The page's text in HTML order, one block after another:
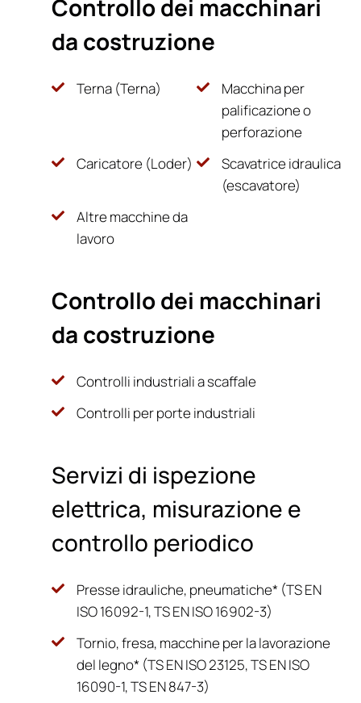
Controllo dei macchinari
da costruzione
Terna (Terna)
Macchina per
palificazione o
perforazione
Caricatore (Loder)
Scavatrice idraulica
(escavatore)
Altre macchine da
lavoro
Controllo dei macchinari
da costruzione
Controlli industriali a scaffale
Controlli per porte industriali
Servizi di ispezione
elettrica, misurazione e
controllo periodico
Presse idrauliche, pneumatiche* (TS EN
ISO 16092-1, TS EN ISO 16902-3)
Tornio, fresa, macchine per la lavorazione
del legno* (TS EN ISO 23125, TS EN ISO
16090-1, TS EN 847-3)